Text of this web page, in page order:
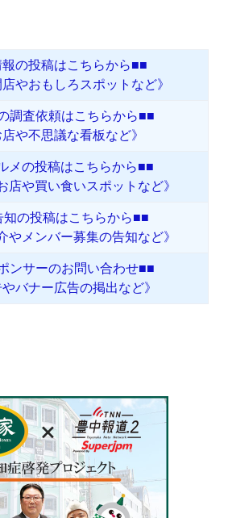
の投稿はこちらから■■
店やおもしろスポットなど》
調査依頼はこちらから■■
店や不思議な看板など》
メの投稿はこちらから■■
店や買い食いスポットなど》
知の投稿はこちらから■■
やメンバー募集の告知など》
ンサーのお問い合わせ■■
やバナー広告の掲出など》